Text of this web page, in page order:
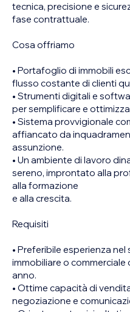
tecnica, precisione e
fase contrattuale.
Cosa offriamo
• Portafoglio di immobili
flusso costante di clienti
• Strumenti digitali e
per semplificare e
• Sistema provvigionale
affiancato da
assunzione.
• Un ambiente di lavoro
sereno, improntato alla
alla formazione
e alla crescita.
Requisiti
• Preferibile esperienza
immobiliare o commerciale
anno.
• Ottime capacità di
negoziazione e